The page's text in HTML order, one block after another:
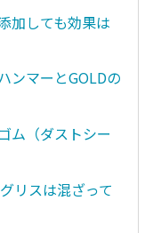
加しても効果は
ンマーとGOLDの
ム（ダストシー
リスは混ざって